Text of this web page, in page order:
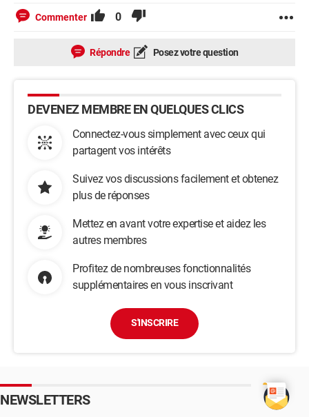
Commenter 0
Répondre Posez votre question
DEVENEZ MEMBRE EN QUELQUES CLICS
Connectez-vous simplement avec ceux qui
partagent vos intérêts
Suivez vos discussions facilement et obtenez
plus de réponses
Mettez en avant votre expertise et aidez les
autres membres
Profitez de nombreuses fonctionnalités
supplémentaires en vous inscrivant
S'INSCRIRE
NEWSLETTERS